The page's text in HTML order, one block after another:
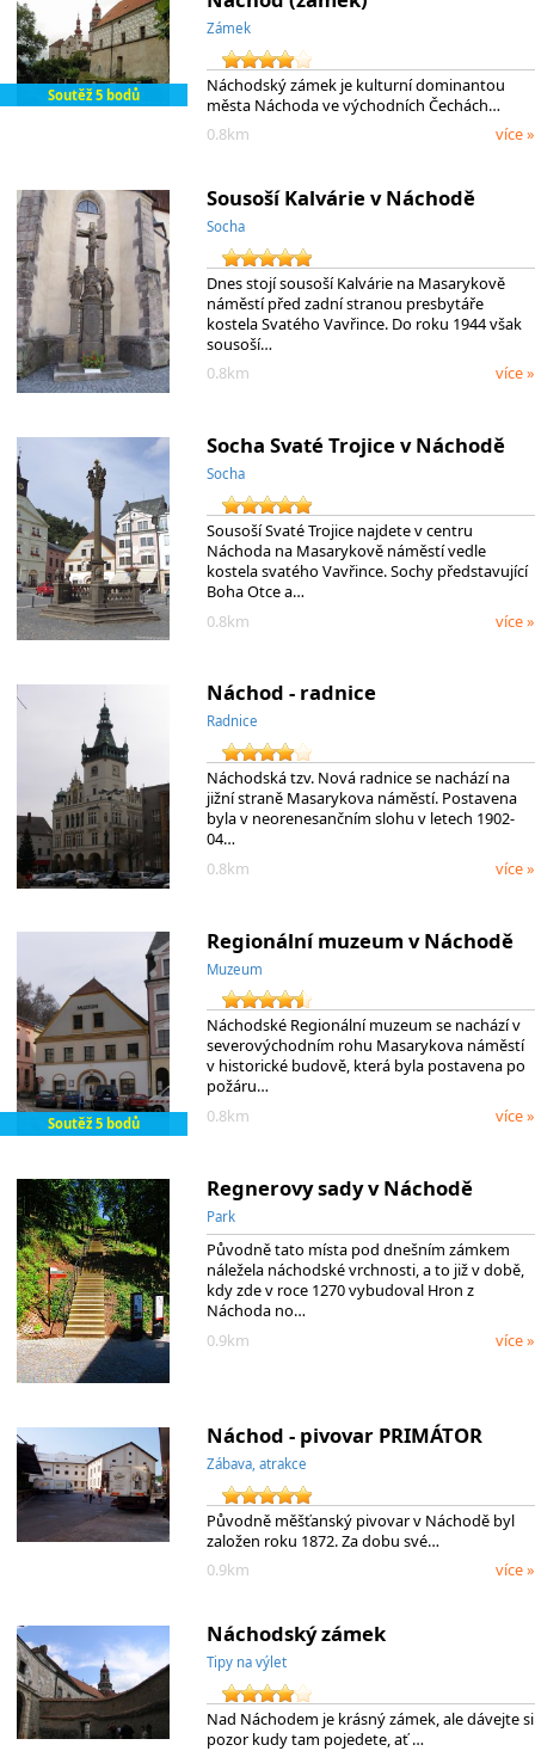
Soutěž 5 bodů
Zámek
Náchodský zámek je kulturní dominantou
města Náchoda ve východních Čechách…
0.8km
více »
Sousoší Kalvárie v Náchodě
Socha
Dnes stojí sousoší Kalvárie na Masarykově
náměstí před zadní stranou presbytáře
kostela Svatého Vavřince. Do roku 1944 však
sousoší…
0.8km
více »
Socha Svaté Trojice v Náchodě
Socha
Sousoší Svaté Trojice najdete v centru
Náchoda na Masarykově náměstí vedle
kostela svatého Vavřince. Sochy představující
Boha Otce a…
0.8km
více »
Náchod - radnice
Radnice
Náchodská tzv. Nová radnice se nachází na
jižní straně Masarykova náměstí. Postavena
byla v neorenesančním slohu v letech 1902-
04…
0.8km
více »
Soutěž 5 bodů
Regionální muzeum v Náchodě
Muzeum
Náchodské Regionální muzeum se nachází v
severovýchodním rohu Masarykova náměstí
v historické budově, která byla postavena po
požáru…
0.8km
více »
Regnerovy sady v Náchodě
Park
Původně tato místa pod dnešním zámkem
náležela náchodské vrchnosti, a to již v době,
kdy zde v roce 1270 vybudoval Hron z
Náchoda no…
0.9km
více »
Náchod - pivovar PRIMÁTOR
Zábava, atrakce
Původně měšťanský pivovar v Náchodě byl
založen roku 1872. Za dobu své…
0.9km
více »
Náchodský zámek
Tipy na výlet
Nad Náchodem je krásný zámek, ale dávejte si
pozor kudy tam pojedete, ať …